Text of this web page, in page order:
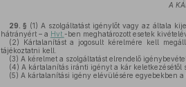
A
29. § (1) A szolgáltatást igénylőt vagy az általa
hátrányért – a Hvt. -ben meghatározott esetek
(2) Kártalanítást a jogosult kérelmére kell
tájékoztatni kell.
(3) A kérelmet a szolgáltatást elrendelő
(4) A kártalanítás iránti igényt a kár keletkezésétől
(5) A kártalanítási igény elévülésére egyebekben